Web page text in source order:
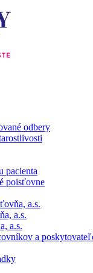
odbery
pacienta
poisťovne
a.s.
a.s.
a.s.
a